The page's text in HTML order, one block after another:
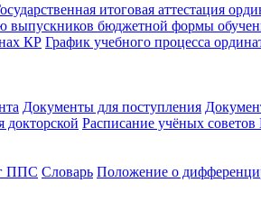
итоговая аттестация
выпускников бюджетной формы
КР График учебного процесса
Документы для поступления
докторской Расписание учёных
ППС Словарь Положение о